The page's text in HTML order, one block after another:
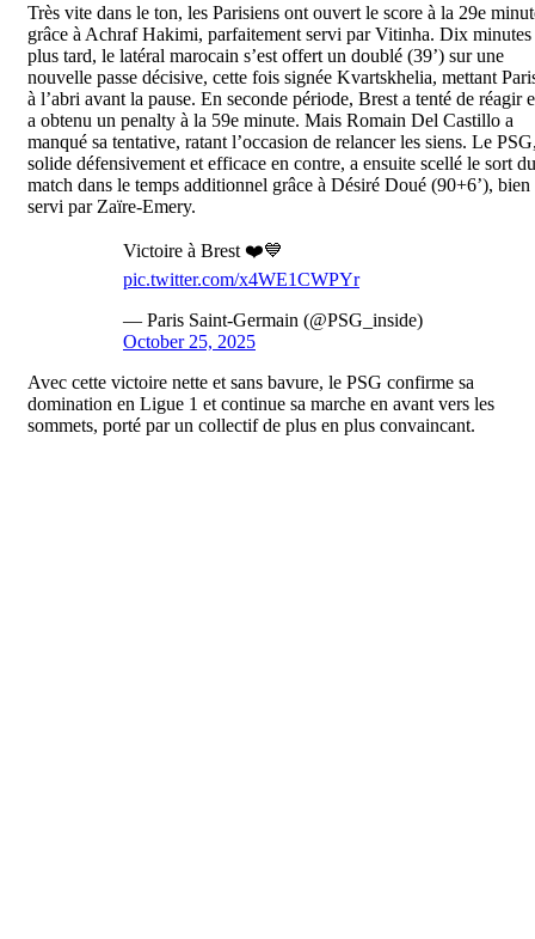
Très vite dans le ton, les Parisiens ont ouvert le score à la 29e
grâce à Achraf Hakimi, parfaitement servi par Vitinha. Dix minutes
plus tard, le latéral marocain s’est offert un doublé (39’) sur une
nouvelle passe décisive, cette fois signée Kvartskhelia, mettant
à l’abri avant la pause. En seconde période, Brest a tenté de réagir
a obtenu un penalty à la 59e minute. Mais Romain Del Castillo a
manqué sa tentative, ratant l’occasion de relancer les siens. Le
solide défensivement et efficace en contre, a ensuite scellé le sort du
match dans le temps additionnel grâce à Désiré Doué (90+6’), bien
servi par Zaïre-Emery.
Victoire à Brest ❤️💙
pic.twitter.com/x4WE1CWPYr
— Paris Saint-Germain (@PSG_inside)
October 25, 2025
Avec cette victoire nette et sans bavure, le PSG confirme sa
domination en Ligue 1 et continue sa marche en avant vers les
sommets, porté par un collectif de plus en plus convaincant.